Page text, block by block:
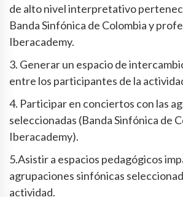
de alto nivel interpretativo
Banda Sinfónica de Colombia y
Iberacademy.
3. Generar un espacio de
entre los participantes de la
4. Participar en conciertos con las
seleccionadas (Banda Sinfónica de
Iberacademy).
5.Asistir a espacios pedagógicos
agrupaciones sinfónicas
actividad.